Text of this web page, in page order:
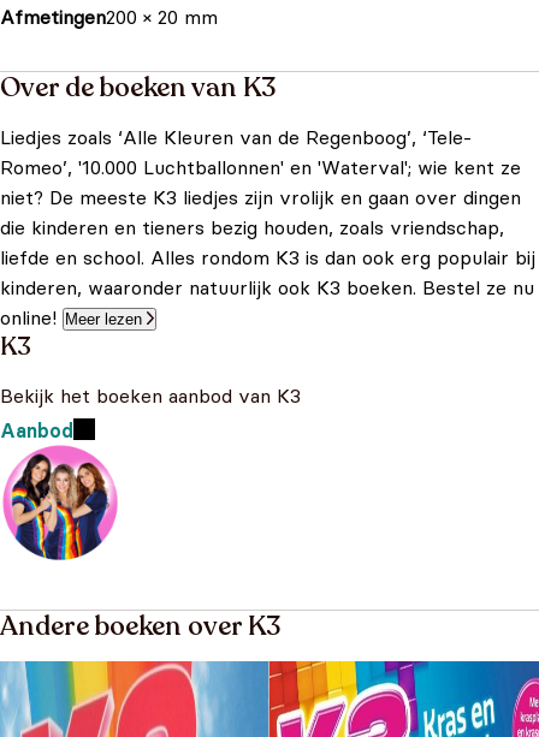
Afmetingen200 × 20 mm
Over de boeken van K3
Liedjes zoals ‘Alle Kleuren van de Regenboog’, ‘Tele-
Romeo’, '10.000 Luchtballonnen' en 'Waterval'; wie kent ze
niet? De meeste K3 liedjes zijn vrolijk en gaan over dingen
die kinderen en tieners bezig houden, zoals vriendschap,
liefde en school. Alles rondom K3 is dan ook erg populair bij
kinderen, waaronder natuurlijk ook K3 boeken. Bestel ze nu
online!
Meer lezen
K3
Bekijk het boeken aanbod van K3
Aanbod
Andere boeken over K3